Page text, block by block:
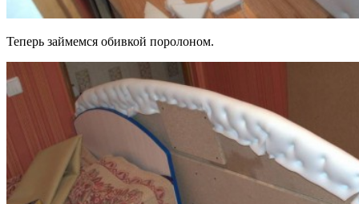
Теперь займемся обивкой поролоном.